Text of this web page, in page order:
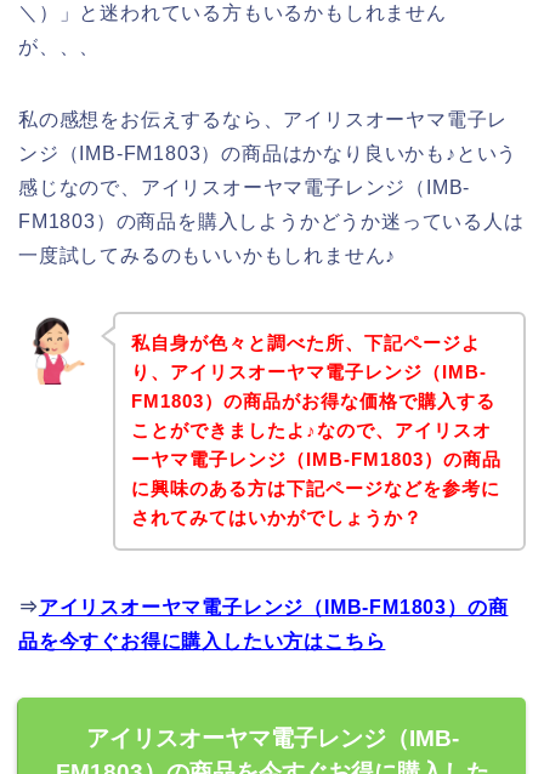
＼）」と迷われている方もいるかもしれません
が、、、
私の感想をお伝えするなら、アイリスオーヤマ電子レ
ンジ（IMB-FM1803）の商品はかなり良いかも♪という
感じなので、アイリスオーヤマ電子レンジ（IMB-
FM1803）の商品を購入しようかどうか迷っている人は
一度試してみるのもいいかもしれません♪
私自身が色々と調べた所、下記ページよ
り、アイリスオーヤマ電子レンジ（IMB-
FM1803）の商品がお得な価格で購入する
ことができましたよ♪なので、アイリスオ
ーヤマ電子レンジ（IMB-FM1803）の商品
に興味のある方は下記ページなどを参考に
されてみてはいかがでしょうか？
⇒アイリスオーヤマ電子レンジ（IMB-FM1803）の商
品を今すぐお得に購入したい方はこちら
アイリスオーヤマ電子レンジ（IMB-